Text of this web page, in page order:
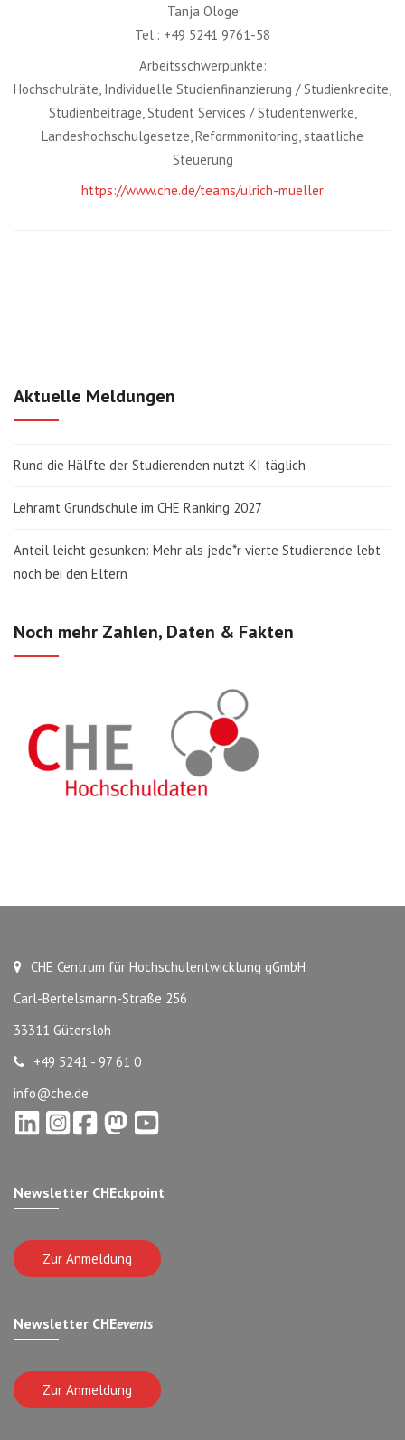
Tanja Ologe
Tel.: +49 5241 9761-58
Arbeitsschwerpunkte:
Hochschulräte, Individuelle Studienfinanzierung / Studienkredite,
Studienbeiträge, Student Services / Studentenwerke,
Landeshochschulgesetze, Reformmonitoring, staatliche
Steuerung
https://www.che.de/teams/ulrich-mueller
Aktuelle Meldungen
Rund die Hälfte der Studierenden nutzt KI täglich
Lehramt Grundschule im CHE Ranking 2027
Anteil leicht gesunken: Mehr als jede*r vierte Studierende lebt
noch bei den Eltern
Noch mehr Zahlen, Daten & Fakten
CHE Centrum für Hochschulentwicklung gGmbH
Carl-Bertelsmann-Straße 256
33311 Gütersloh
+49 5241 - 97 61 0
info@che.de
Newsletter CHEckpoint
Zur Anmeldung
Newsletter CHEevents
Zur Anmeldung